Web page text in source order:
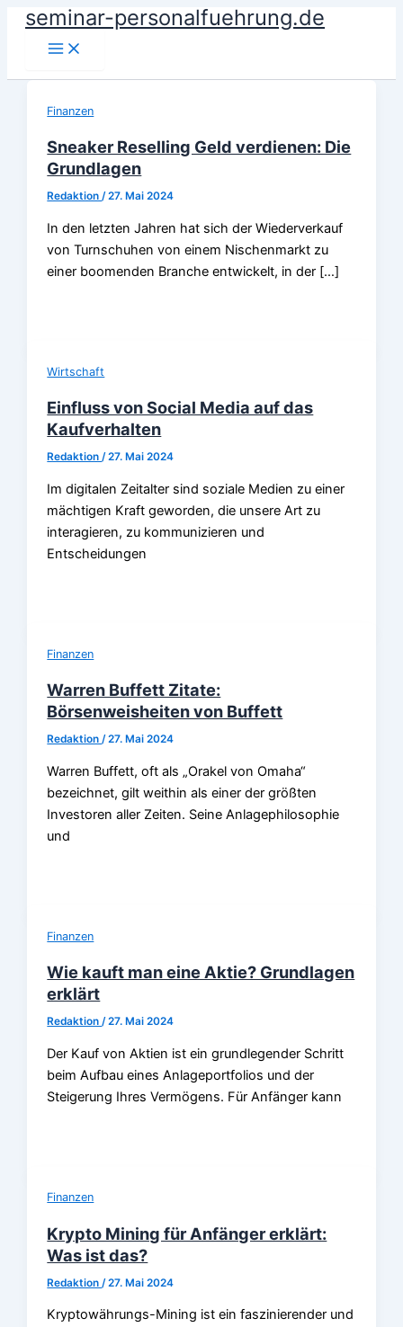
Zumseminar-personalfuehrung.de
Finanzen
Sneaker Reselling Geld verdienen: Die
Grundlagen
Redaktion/27. Mai 2024
In den letzten Jahren hat sich der Wiederverkauf
von Turnschuhen von einem Nischenmarkt zu
einer boomenden Branche entwickelt, in der […]
Wirtschaft
Einfluss von Social Media auf das
Kaufverhalten
Redaktion/27. Mai 2024
Im digitalen Zeitalter sind soziale Medien zu einer
mächtigen Kraft geworden, die unsere Art zu
interagieren, zu kommunizieren und
Entscheidungen
Finanzen
Warren Buffett Zitate:
Börsenweisheiten von Buffett
Redaktion/27. Mai 2024
Warren Buffett, oft als „Orakel von Omaha“
bezeichnet, gilt weithin als einer der größten
Investoren aller Zeiten. Seine Anlagephilosophie
und
Finanzen
Wie kauft man eine Aktie? Grundlagen
erklärt
Redaktion/27. Mai 2024
Der Kauf von Aktien ist ein grundlegender Schritt
beim Aufbau eines Anlageportfolios und der
Steigerung Ihres Vermögens. Für Anfänger kann
Finanzen
Krypto Mining für Anfänger erklärt:
Was ist das?
Redaktion /27. Mai 2024
Kryptowährungs-Mining ist ein faszinierender und